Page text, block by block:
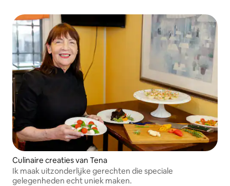
Culinaire creaties van Tena
Ik maak uitzonderlijke gerechten die speciale
gelegenheden echt uniek maken.